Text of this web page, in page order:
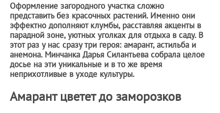
Оформление загородного участка сложно
представить без красочных растений. Именно они
эффектно дополняют клумбы, расставляя акценты в
парадной зоне, уютных уголках для отдыха в саду. В
этот раз у нас сразу три героя: амарант, астильба и
анемона. Минчанка Дарья Силантьева собрала целое
досье на эти уникальные и в то же время
неприхотливые в уходе культуры.
Амарант цветет до заморозков